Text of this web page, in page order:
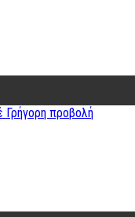
Γρήγορη προβολή